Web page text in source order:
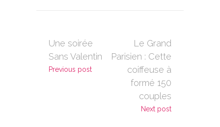
Une soirée
Sans Valentin
Previous post
Le Grand
Parisien : Cette
coiffeuse à
formé 150
couples
Next post